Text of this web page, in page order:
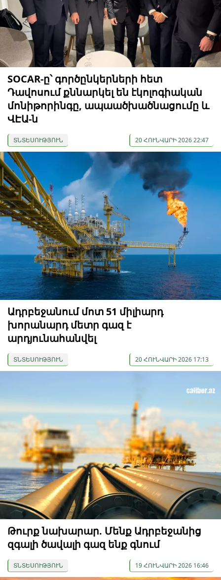
SOCAR-ը՝ գործընկերների հետ
Դավոսում քննարկել են էկոլոգիական
մոնիթորինգը, ապաածխածնացումը և
ՎԷԱ-ն
ՏՆՏԵՍՈՒԹՅՈՒՆ 20 ՀՈՒՆՎԱՐԻ 2026 22:47
Ադրբեջանում մոտ 51 միլիարդ
խորանարդ մետր գազ է
արդյունահանվել
ՏՆՏԵՍՈՒԹՅՈՒՆ 20 ՀՈՒՆՎԱՐԻ 2026 17:13
Թուրք նախարար. Մենք Ադրբեջանից
զգալի ծավալի գազ ենք գնում
ՏՆՏԵՍՈՒԹՅՈՒՆ 19 ՀՈՒՆՎԱՐԻ 2026 16:46